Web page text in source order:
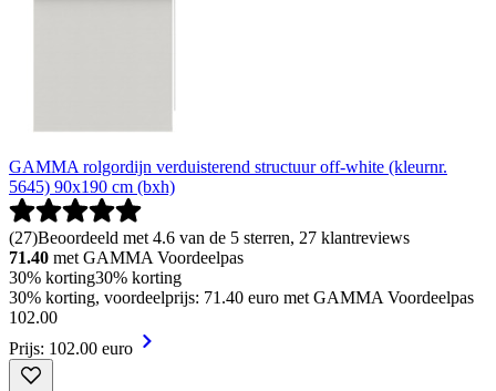
GAMMA rolgordijn verduisterend structuur off-white (kleurnr.
5645) 90x190 cm (bxh)
(27)Beoordeeld met 4.6 van de 5 sterren, 27 klantreviews
71.40 met GAMMA Voordeelpas
30% korting30% korting
30% korting, voordeelprijs: 71.40 euro met GAMMA Voordeelpas
102.00
Prijs: 102.00 euro